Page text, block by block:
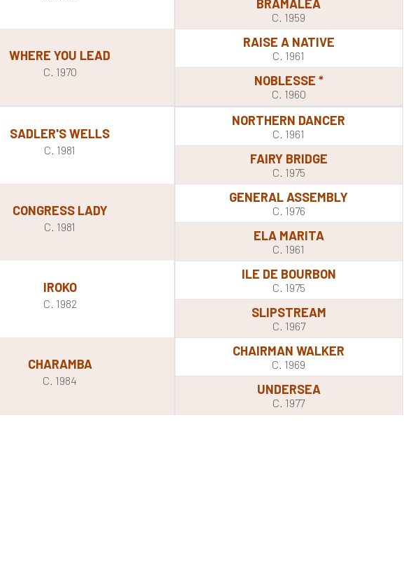
WHERE YOU LEAD
C. 1970
BRAMALEA
C. 1959
RAISE A NATIVE
C. 1961
NOBLESSE *
C. 1960
SADLER'S WELLS
C. 1981
CONGRESS LADY
C. 1981
IROKO
C. 1982
CHARAMBA
C. 1984
NORTHERN DANCER
C. 1961
FAIRY BRIDGE
C. 1975
GENERAL ASSEMBLY
C. 1976
ELA MARITA
C. 1961
ILE DE BOURBON
C. 1975
SLIPSTREAM
C. 1967
CHAIRMAN WALKER
C. 1969
UNDERSEA
C. 1977